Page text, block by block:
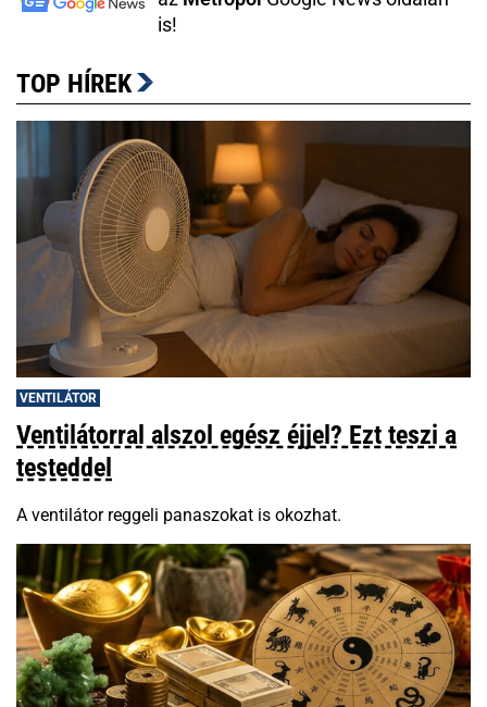
is!
TOP HÍREK
VENTILÁTOR
Ventilátorral alszol egész éjjel? Ezt teszi a
testeddel
A ventilátor reggeli panaszokat is okozhat.